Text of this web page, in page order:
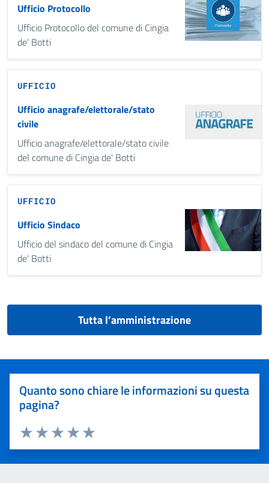
Ufficio Protocollo
Ufficio Protocollo del comune di Cingia
de' Botti
UFFICIO
Ufficio anagrafe/elettorale/stato
civile
Ufficio anagrafe/elettorale/stato civile
del comune di Cingia de' Botti
UFFICIO
Ufficio Sindaco
Ufficio del sindaco del comune di Cingia
de' Botti
Tutta l’amministrazione
Quanto sono chiare le informazioni su questa
pagina?
Valuta 5 stelle su 5
Valuta 4 stelle su 5
Valuta 3 stelle su 5
Valuta 2 stelle su 5
Valuta 1 stelle su 5